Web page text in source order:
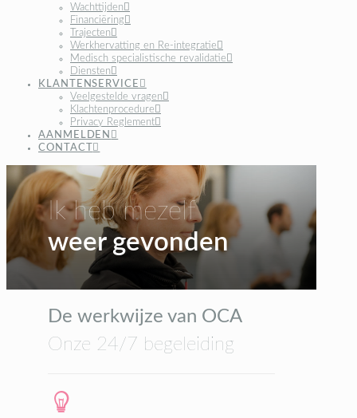
Wachttijden
Financiëring
Trajecten
Werkhervatting en Re-integratie
Medisch specialistische revalidatie
Diensten
KLANTENSERVICE
Veelgestelde vragen
Klachtenprocedure
Privacy Reglement
AANMELDEN
CONTACT
Ik heb mezelf
weer gevonden
De werkwijze van OCA
Onze 24/7 begeleiding